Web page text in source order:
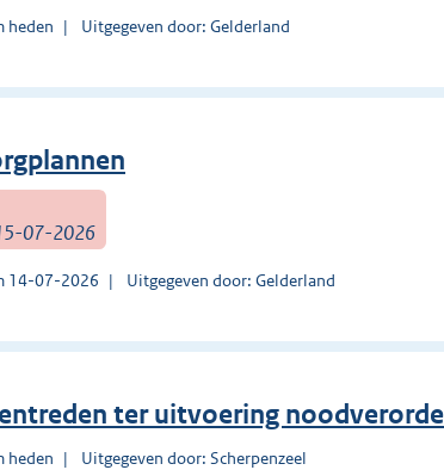
heden Uitgegeven door: Gelderland
07-2026
14-07-2026 Uitgegeven door: Gelderland
ter uitvoering
heden Uitgegeven door: Scherpenzeel